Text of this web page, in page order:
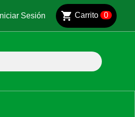
Iniciar Sesión shopping_cart Carrito 0